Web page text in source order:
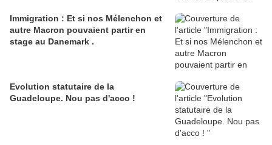
Immigration : Et si nos Mélenchon et
autre Macron pouvaient partir en
stage au Danemark .
Evolution statutaire de la
Guadeloupe. Nou pas d'acco !